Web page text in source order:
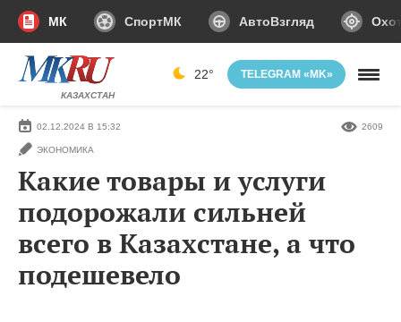
МК СпортМК АвтоВзгляд
КАЗАХСТАН
22° TELEGRAM «MK»
02.12.2024 В 15:32
ЭКОНОМИКА
2609
Какие товары и услуги
подорожали сильней
всего в Казахстане, а что
подешевело